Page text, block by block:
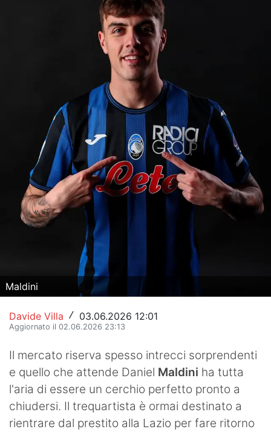
News
Turismo
Eventi
Maldini
Davide Villa / 03.06.2026 12:01
Aggiornato il 02.06.2026 23:13
Il mercato riserva spesso intrecci sorprendenti
e quello che attende Daniel Maldini ha tutta
l'aria di essere un cerchio perfetto pronto a
chiudersi. Il trequartista è ormai destinato a
rientrare dal prestito alla Lazio per fare ritorno